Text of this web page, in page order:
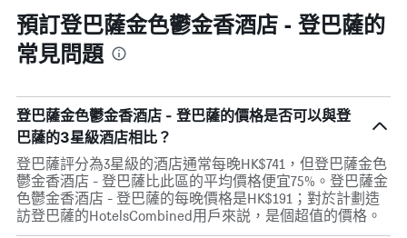
預訂登巴薩金色鬱金香酒店 - 登巴薩的
常見問題
登巴薩金色鬱金香酒店 - 登巴薩的價格是否可以與登
巴薩的3星級酒店相比？
登巴薩評分為3星級的酒店通常每晚HK$741，但登巴薩金色
鬱金香酒店 - 登巴薩比此區的平均價格便宜75%。登巴薩金
色鬱金香酒店 - 登巴薩的每晚價格是HK$191；對於計劃造
訪登巴薩的HotelsCombined用戶來説，是個超值的價格。